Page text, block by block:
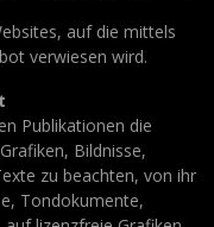
auf die mittels
verwiesen wird.
Publikationen die
Bildnisse,
zu beachten, von ihr
Tondokumente,